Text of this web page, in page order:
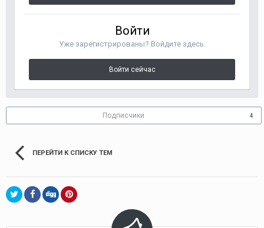
Войти
Уже зарегистрированы? Войдите здесь.
Войти сейчас
Подписчики 4
ПЕРЕЙТИ К СПИСКУ ТЕМ